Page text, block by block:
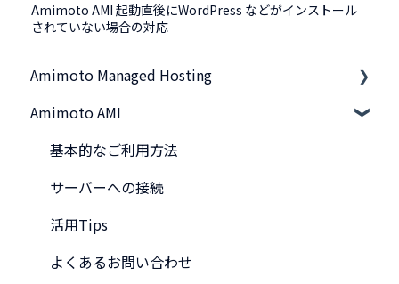
Amimoto AMI 起動直後にWordPress などがインストール
されていない場合の対応
Amimoto Managed Hosting
基本事項
スタートアップガイド
他社サーバから移行したい
管理画面のご利用方法
サーバー接続
Amimoto AMI
基本的なご利用方法
サーバーへの接続
活用Tips
よくあるお問い合わせ